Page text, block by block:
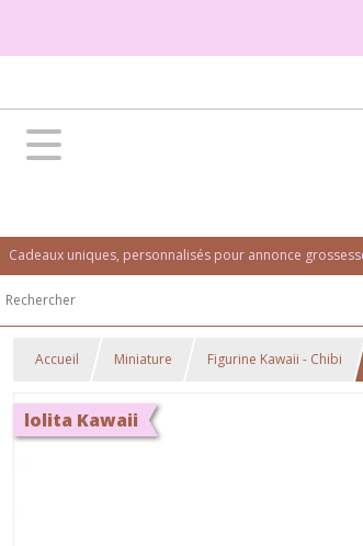
Cadeaux uniques, personnalisés pour annonce
Accueil Miniature Figurine Kawaii - Chibi
lolita Kawaii